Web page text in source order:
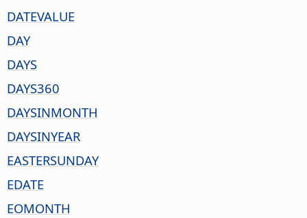
DATEVALUE
DAY
DAYS
DAYS360
DAYSINMONTH
DAYSINYEAR
EASTERSUNDAY
EDATE
EOMONTH